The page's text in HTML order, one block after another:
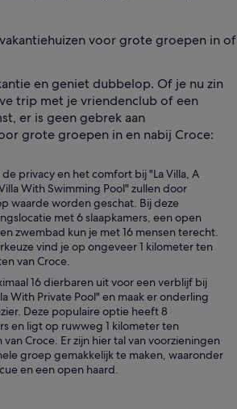
voor grote groepen in of
en geniet dubbelop. Of je nu zin
trip met je vriendenclub of een
er is geen gebrek aan
grote groepen in en nabij Croce:
privacy en het comfort bij "La Villa, A
With Swimming Pool" zullen door
waarde worden geschat. Bij deze
met 6 slaapkamers, een open
zwembad kun je met 16 mensen terecht.
vind je op ongeveer 1 kilometer ten
van Croce.
16 dierbaren uit voor een verblijf bij
With Private Pool" en maak er onderling
Deze populaire optie heeft 8
en ligt op ruwweg 1 kilometer ten
Croce. Er zijn hier tal van voorzieningen
groep gemakkelijk te maken, waaronder
en een open haard.